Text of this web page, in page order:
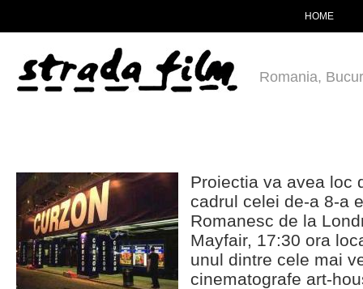
HOME
Romania,
Proiectia va avea loc
cadrul celei de-a 8-a
Romanesc de la
Mayfair, 17:30 ora
unul dintre cele mai
cinematografe art-